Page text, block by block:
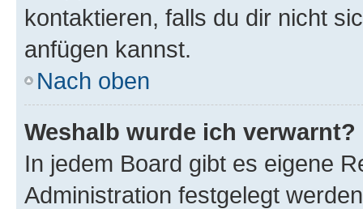
kontaktieren, falls du dir nicht
anfügen kannst.
Nach oben
Weshalb wurde ich verwarnt?
In jedem Board gibt es eigene
Administration festgelegt